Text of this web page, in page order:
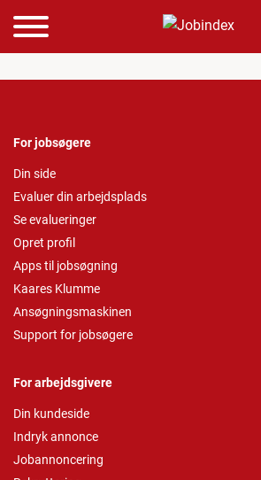
For jobsøgere
Din side
Evaluer din arbejdsplads
Se evalueringer
Opret profil
Apps til jobsøgning
Kaares Klumme
Ansøgningsmaskinen
Support for jobsøgere
For arbejdsgivere
Din kundeside
Indryk annonce
Jobannoncering